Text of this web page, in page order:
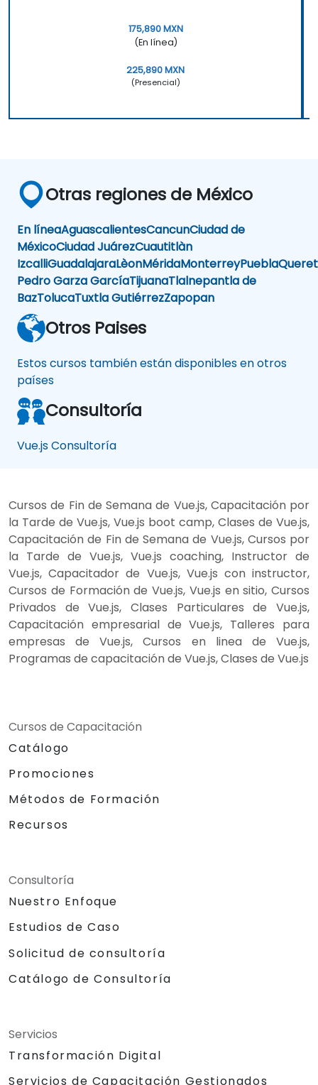
175,890 MXN
(En línea)
225,890 MXN
(Presencial)
Otras regiones de México
En líneaAguascalientesCancunCiudad de
MéxicoCiudad JuárezCuautitlàn
IzcalliGuadalajaraLèonMéridaMonterreyPuebla
Pedro Garza GarcíaTijuanaTlalnepantla de
BazTolucaTuxtla GutiérrezZapopan
Otros Paises
Estos cursos también están disponibles en otros
países
Consultoría
Vue.js Consultoría
Cursos de Fin de Semana de Vue.js, Capacitación por
la Tarde de Vue.js, Vue.js boot camp, Clases de Vue.js,
Capacitación de Fin de Semana de Vue.js, Cursos por
la Tarde de Vue.js, Vue.js coaching, Instructor de
Vue.js, Capacitador de Vue.js, Vue.js con instructor,
Cursos de Formación de Vue.js, Vue.js en sitio, Cursos
Privados de Vue.js, Clases Particulares de Vue.js,
Capacitación empresarial de Vue.js, Talleres para
empresas de Vue.js, Cursos en linea de Vue.js,
Programas de capacitación de Vue.js, Clases de Vue.js
Cursos de Capacitación
Catálogo
Promociones
Métodos de Formación
Recursos
Consultoría
Nuestro Enfoque
Estudios de Caso
Solicitud de consultoría
Catálogo de Consultoría
Servicios
Transformación Digital
Servicios de Capacitación Gestionados